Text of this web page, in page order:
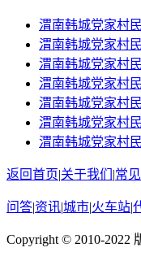
渭南韩城党家村
渭南韩城党家村
渭南韩城党家村
渭南韩城党家村
渭南韩城党家村
渭南韩城党家村
渭南韩城党家村
返回首页|关于我们 |常
问答|资讯|城市|火车站|
Copyright © 2010-2022